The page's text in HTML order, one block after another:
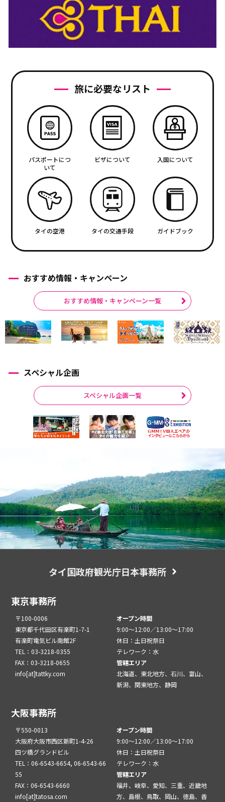
旅に必要なリスト
パスポートにつ
いて
ビザについて 入国について
タイの空港 タイの交通手段 ガイドブック
おすすめ情報・キャンペーン
おすすめ情報・キャンペーン一覧
スペシャル企画
スペシャル企画一覧
タイ国政府観光庁日本事務所
東京事務所
〒100-0006
東京都千代田区有楽町1-7-1
有楽町電気ビル南館2F
TEL：03-3218-0355
FAX：03-3218-0655
info[at]tattky.com
オープン時間
9:00～12:00／13:00～17:00
休日：土日祝祭日
テレワーク：水
管轄エリア
北海道、東北地方、石川、富山、
新潟、関東地方、静岡
大阪事務所
〒550-0013
大阪府大阪市西区新町1-4-26
四ツ橋グランドビル
TEL：06-6543-6654, 06-6543-66
55
FAX：06-6543-6660
info[at]tatosa.com
オープン時間
9:00～12:00／13:00～17:00
休日：土日祝祭日
テレワーク：水
管轄エリア
福井、岐阜、愛知、三重、近畿地
方、島根、鳥取、岡山、徳島、香